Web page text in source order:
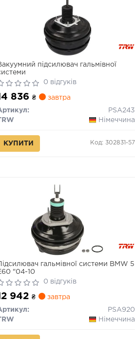
підсилювач гальмівної
0 відгуків
836 ₴ завтра
PSA243
Німеччина
КУПИТИ Код: 302831-57
Підсилювач гальмівної системи BMW 5
"04-10
0 відгуків
942 ₴ завтра
PSA920
Німеччина